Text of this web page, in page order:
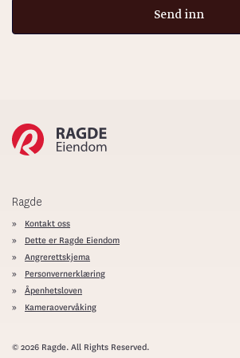
Ragde
Kontakt oss
Dette er Ragde Eiendom
Angrerettskjema
Personvernerklæring
Åpenhetsloven
Kameraovervåking
© 2026 Ragde. All Rights Reserved.